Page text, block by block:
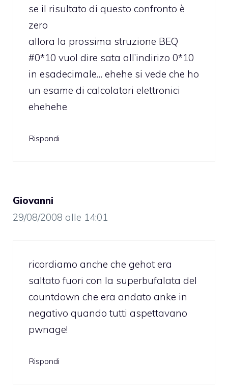
se il risultato di questo confronto è
zero
allora la prossima struzione BEQ
#0*10 vuol dire sata all’indirizo 0*10
in esadecimale… ehehe si vede che ho
un esame di calcolatori elettronici
ehehehe
Rispondi
Giovanni
29/08/2008 alle 14:01
ricordiamo anche che gehot era
saltato fuori con la superbufalata del
countdown che era andato anke in
negativo quando tutti aspettavano
pwnage!
Rispondi